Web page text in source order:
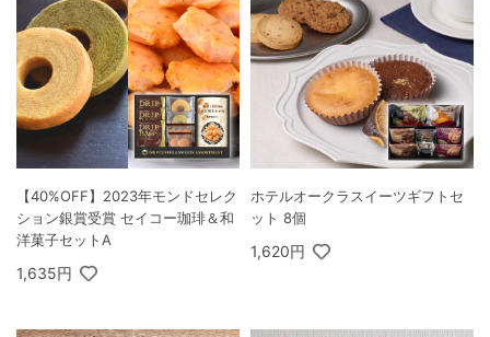
【40%OFF】2023年モンドセレク
ション銀賞受賞 セイコー珈琲＆和
洋菓子セットA
1,635円
ホテルオークラスイーツギフトセ
ット 8個
1,620円